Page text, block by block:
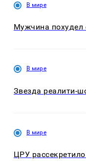
В мире
Мужчина
В мире
Звезда реалити-
В мире
ЦРУ